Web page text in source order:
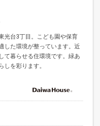
光台3丁目。こども園や保育
した環境が整っています。近
て暮らせる住環境です。緑あ
しを彩ります。